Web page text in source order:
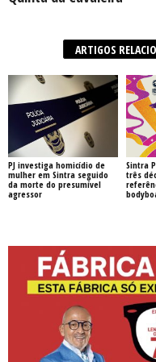
ARTIGOS
PJ investiga homicídio de
mulher em Sintra seguido
da morte do presumível
agressor
Sintra
três